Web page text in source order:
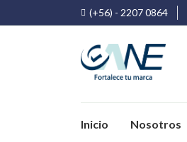
(+56) - 2207 0864
Inicio Nosotros